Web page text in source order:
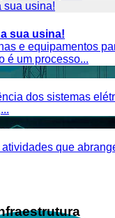
sua usina!
e equipamentos
é um processo...
dos sistemas
que